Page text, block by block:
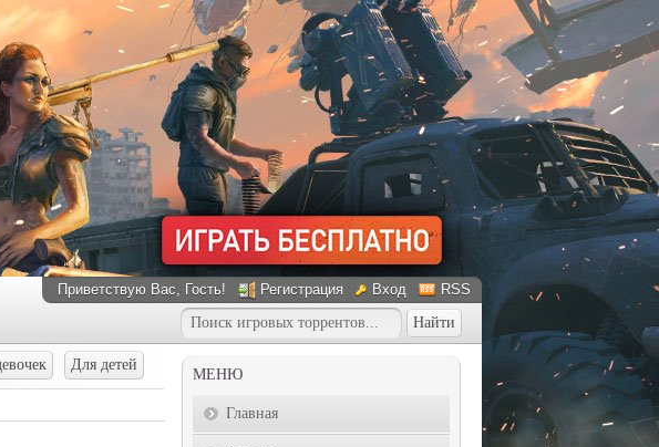
Приветствую Вас, Гость! Регистрация Вход RSS
Для детей
МЕНЮ
Главная